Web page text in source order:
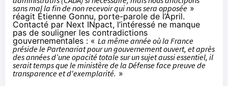
sans mal la fin de non recevoir qui nous sera opposée »
réagit Étienne Gonnu, porte-parole de l’April.
Contacté par Next INpact, l’intéressé ne manque
pas de souligner les contradictions
gouvernementales : « La même année où la France
préside le Partenariat pour un gouvernement ouvert, et après
des années d’une opacité totale sur un sujet aussi essentiel, il
serait temps que le ministère de la Défense face preuve de
transparence et d'exemplarité. »